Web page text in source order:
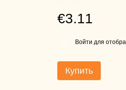
€3.11
Войти для
Купить